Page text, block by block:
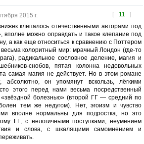
[ 11 ]
2015 г.
клепалось отечественными авторами под
вполне можно оправдать и такое клепание под
а как еще относиться к сравнению с Поттером
колоритный мир: мрачный Лондон (где-то
радикальное сословное деление, магия и
снобов, пятая колонна недовольных
самая магия не действует. Но в этом романе
он упомянут вскользь, лёгкими
этого перед нами весьма посредственный
болезнью» (второй ГГ — средний по
тем же недугом). Нет, эгоизм и чувство
вполне нормальны для подростка, но это
ГГ, с нелогичными поступками, неумением
и слова, с шкалящими самомнением и